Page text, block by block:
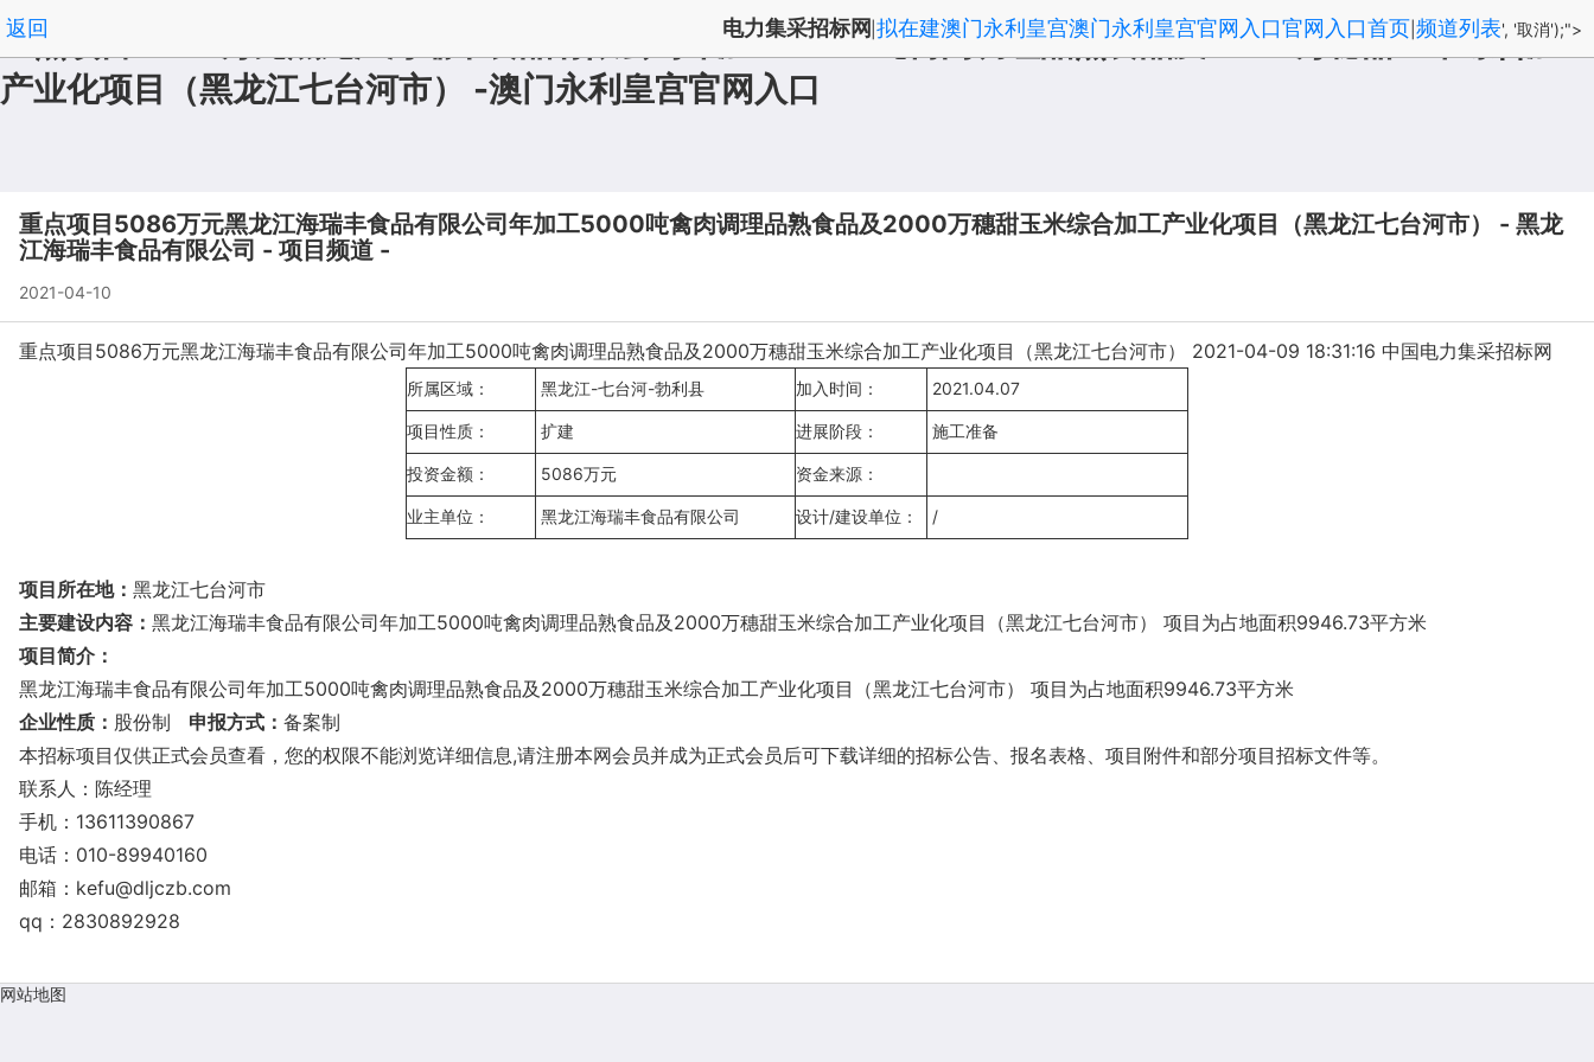
重点项目5086万元黑龙江海瑞丰食品有限公司年加工5000吨禽肉调理品熟食品及2000万穗甜玉米综合加工
产业化项目（黑龙江七台河市） -澳门永利皇宫官网入口
返回 电力集采招标网 拟在建澳门永利皇宫澳门永利皇宫官网入口官网入口首页 频道列表', '取消');">
重点项目5086万元黑龙江海瑞丰食品有限公司年加工5000吨禽肉调理品熟食品及2000万穗甜玉米综合加工产业化项目（黑龙江七台河市） - 黑龙
江海瑞丰食品有限公司 - 项目频道 -
2021-04-10
重点项目5086万元黑龙江海瑞丰食品有限公司年加工5000吨禽肉调理品熟食品及2000万穗甜玉米综合加工产业化项目（黑龙江七台河市） 2021-04-09 18:31:16 中国电力集采招标网
所属区域： 黑龙江-七台河-勃利县 加入时间： 2021.04.07
项目性质： 扩建 进展阶段： 施工准备
投资金额： 5086万元 资金来源：
业主单位： 黑龙江海瑞丰食品有限公司 设计/建设单位： /
项目所在地： 黑龙江七台河市
主要建设内容： 黑龙江海瑞丰食品有限公司年加工5000吨禽肉调理品熟食品及2000万穗甜玉米综合加工产业化项目（黑龙江七台河市） 项目为占地面积9946.73平方米
项目简介：
黑龙江海瑞丰食品有限公司年加工5000吨禽肉调理品熟食品及2000万穗甜玉米综合加工产业化项目（黑龙江七台河市） 项目为占地面积9946.73平方米
企业性质： 股份制 申报方式： 备案制
本招标项目仅供正式会员查看，您的权限不能浏览详细信息,请注册本网会员并成为正式会员后可下载详细的招标公告、报名表格、项目附件和部分项目招标文件等。
联系人：陈经理
手机：13611390867
电话：010-89940160
邮箱： kefu@dljczb.com
qq：2830892928
网站地图